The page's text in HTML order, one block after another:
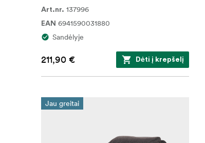
Art.nr. 137996
EAN 6941590031880
Sandėlyje
211,90 € Dėti į krepšelį
Jau greitai